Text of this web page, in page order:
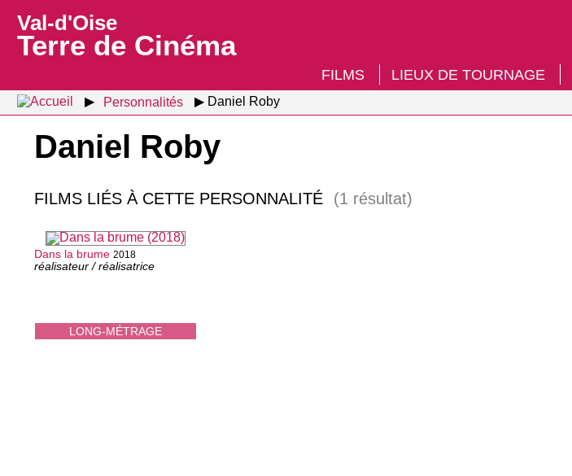
Val-d'Oise
Terre de Cinéma
FILMS LIEUX DE TOURNAGE
Personnalités Daniel Roby
Daniel Roby
FILMS LIÉS À CETTE PERSONNALITÉ (1 résultat)
LONG-MÉTRAGE
Dans la brume 2018
réalisateur / réalisatrice